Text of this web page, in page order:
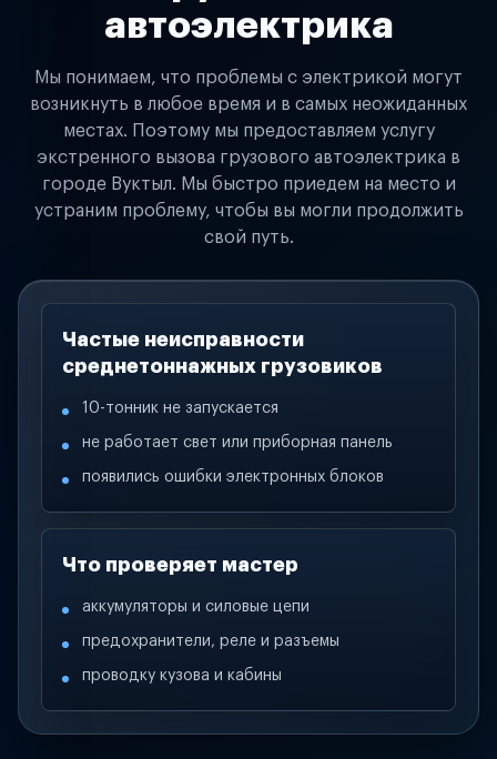
автоэлектрика
Мы понимаем, что проблемы с электрикой могут
возникнуть в любое время и в самых неожиданных
местах. Поэтому мы предоставляем услугу
экстренного вызова грузового автоэлектрика в
городе Вуктыл. Мы быстро приедем на место и
устраним проблему, чтобы вы могли продолжить
свой путь.
Частые неисправности
среднетоннажных грузовиков
10-тонник не запускается
не работает свет или приборная панель
появились ошибки электронных блоков
Что проверяет мастер
аккумуляторы и силовые цепи
предохранители, реле и разъемы
проводку кузова и кабины